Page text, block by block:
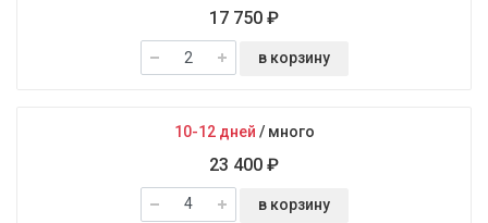
17 750 ₽
в корзину
10-12 дней / много
23 400 ₽
в корзину